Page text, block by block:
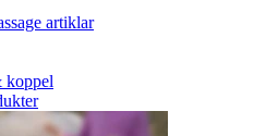
artiklar
koppel